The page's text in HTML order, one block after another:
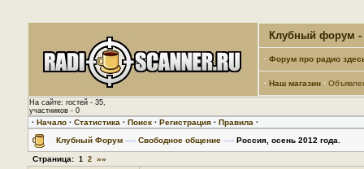
Клубный форум -
· Форум про радио
· Наш магазин ·
На сайте: гостей - 35,
участников - 0
· Начало · Статистика · Поиск · Регистрация · Правила ·
Клубный Форум —› Свободное общение —› Россия, осень 2012 года.
Страница: 1 2 »»